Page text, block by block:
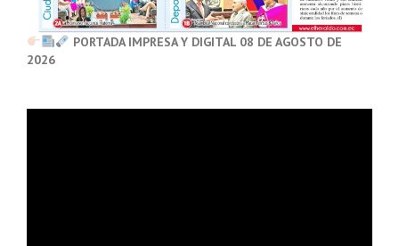
PORTADA IMPRESA Y DIGITAL 08 DE AGOSTO DE
2026